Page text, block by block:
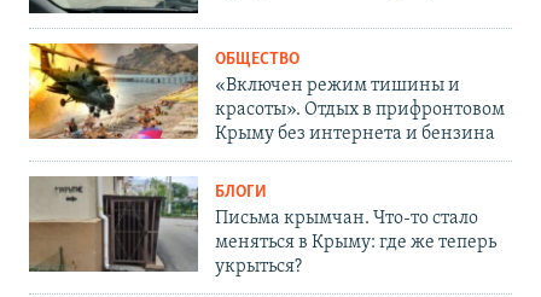
ОБЩЕСТВО
«Включен режим тишины и
красоты». Отдых в прифронтовом
Крыму без интернета и бензина
БЛОГИ
Письма крымчан. Что-то стало
меняться в Крыму: где же теперь
укрыться?